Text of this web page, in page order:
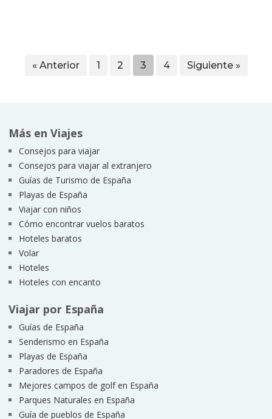
« Anterior 1 2 3 4 Siguiente »
Más en Viajes
Consejos para viajar
Consejos para viajar al extranjero
Guías de Turismo de España
Playas de España
Viajar con niños
Cómo encontrar vuelos baratos
Hoteles baratos
Volar
Hoteles
Hoteles con encanto
Viajar por España
Guías de España
Senderismo en España
Playas de España
Paradores de España
Mejores campos de golf en España
Parques Naturales en España
Guía de pueblos de España